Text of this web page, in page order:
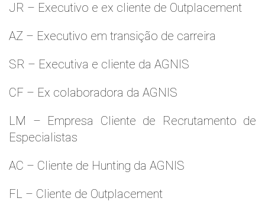
JR – Executivo e ex cliente de Outplacement
AZ – Executivo em transição de carreira
SR – Executiva e cliente da AGNIS
CF – Ex colaboradora da AGNIS
LM – Empresa Cliente de Recrutamento de
Especialistas
AC – Cliente de Hunting da AGNIS
FL – Cliente de Outplacement